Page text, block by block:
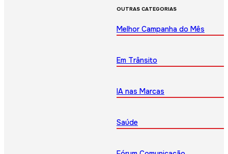
OUTRAS CATEGORIAS
Melhor Campanha do Mês
Em Trânsito
IA nas Marcas
Saúde